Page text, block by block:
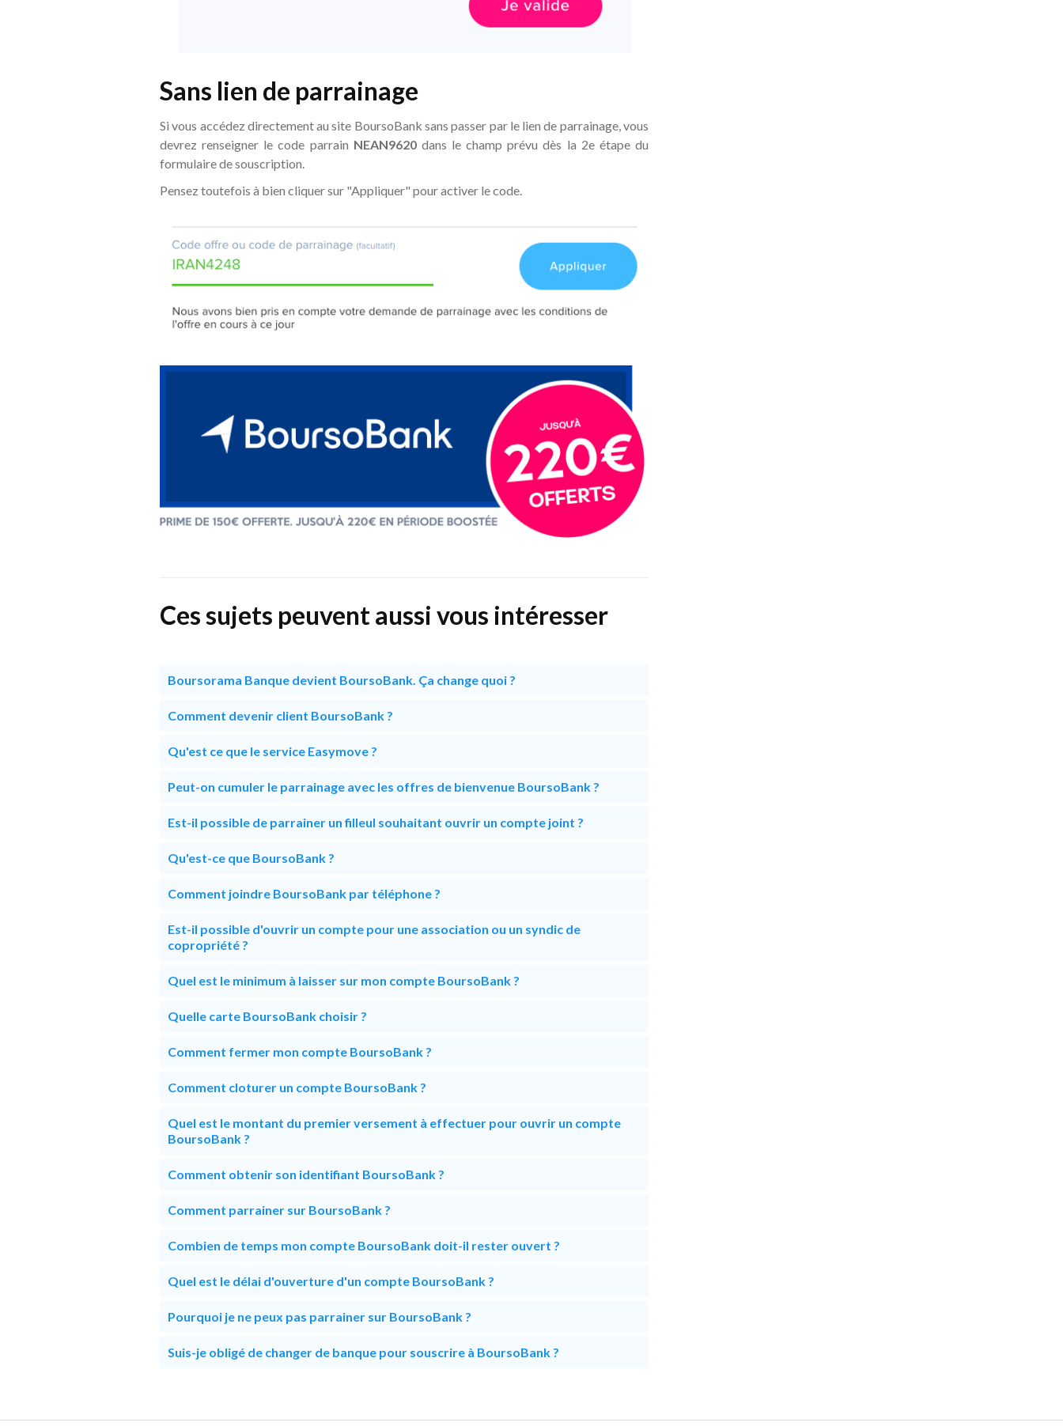
Sans lien de parrainage
Si vous accédez directement au site BoursoBank sans passer par le lien de parrainage, vous
devrez renseigner le code parrain NEAN9620dans le champ prévu dès la 2e étape du
formulaire de souscription.
Pensez toutefois à bien cliquer sur "Appliquer" pour activer le code.
Ces sujets peuvent aussi vous intéresser
Boursorama Banque devient BoursoBank. Ça change quoi ?
Comment devenir client BoursoBank ?
Qu'est ce que le service Easymove ?
Peut-on cumuler le parrainage avec les offres de bienvenue BoursoBank ?
Est-il possible de parrainer un filleul souhaitant ouvrir un compte joint ?
Qu'est-ce que BoursoBank ?
Comment joindre BoursoBank par téléphone ?
Est-il possible d'ouvrir un compte pour une association ou un syndic de
copropriété ?
Quel est le minimum à laisser sur mon compte BoursoBank ?
Quelle carte BoursoBank choisir ?
Comment fermer mon compte BoursoBank ?
Comment cloturer un compte BoursoBank ?
Quel est le montant du premier versement à effectuer pour ouvrir un compte
BoursoBank ?
Comment obtenir son identifiant BoursoBank ?
Comment parrainer sur BoursoBank ?
Combien de temps mon compte BoursoBank doit-il rester ouvert ?
Quel est le délai d'ouverture d'un compte BoursoBank ?
Pourquoi je ne peux pas parrainer sur BoursoBank ?
Suis-je obligé de changer de banque pour souscrire à BoursoBank ?